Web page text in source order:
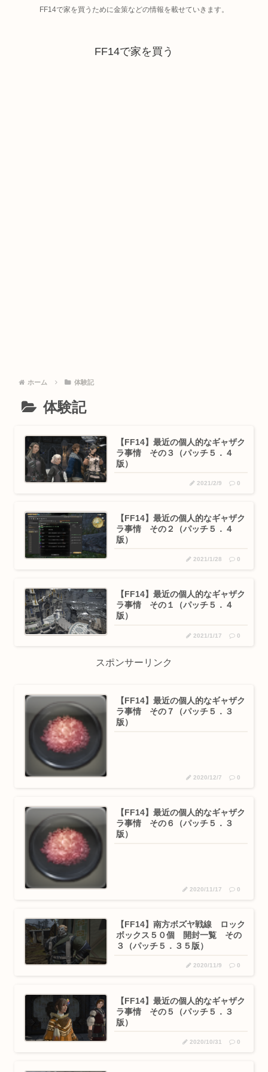
FF14で家を買うために金策などの情報を載せていきます。
FF14で家を買う
ホーム 体験記
体験記
【FF14】最近の個人的なギャザク
ラ事情 その３（パッチ５．４
版）
2021/2/9 0
【FF14】最近の個人的なギャザク
ラ事情 その２（パッチ５．４
版）
2021/1/28 0
【FF14】最近の個人的なギャザク
ラ事情 その１（パッチ５．４
版）
2021/1/17 0
スポンサーリンク
【FF14】最近の個人的なギャザク
ラ事情 その７（パッチ５．３
版）
2020/12/7 0
【FF14】最近の個人的なギャザク
ラ事情 その６（パッチ５．３
版）
2020/11/17 0
【FF14】南方ボズヤ戦線 ロック
ボックス５０個 開封一覧 その
３（パッチ５．３５版）
2020/11/9 0
【FF14】最近の個人的なギャザク
ラ事情 その５（パッチ５．３
版）
2020/10/31 0